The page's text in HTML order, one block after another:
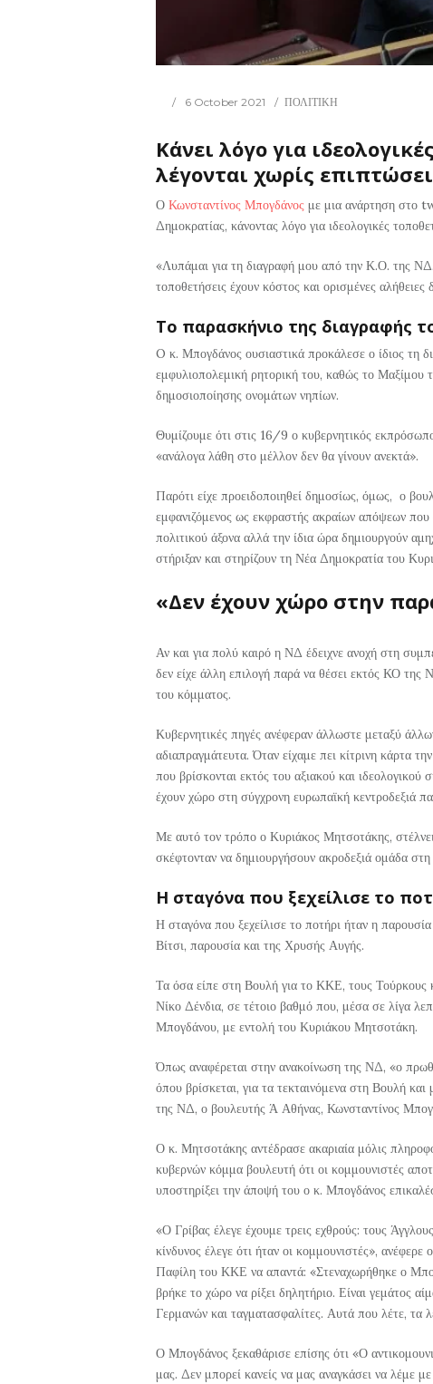
6 October 2021 ΠΟΛΙΤΙΚΗ
Κάνει λόγο για
λέγονται χωρίς
Ο Κωνσταντίνος Μπογδάνος με μια ανάρτηση στο
Δημοκρατίας, κάνοντας λόγο για ιδεολογικές
«Λυπάμαι για τη διαγραφή μου από την Κ.Ο. της ΝΔ.
τοποθετήσεις έχουν κόστος και ορισμένες αλήθειες
Το παρασκήνιο της διαγραφής
O κ. Μπογδάνος ουσιαστικά προκάλεσε ο ίδιος τη
εμφυλιοπολεμική ρητορική του, καθώς το Μαξίμου
δημοσιοποίησης ονομάτων νηπίων.
Θυμίζουμε ότι στις 16/9 ο κυβερνητικός
«ανάλογα λάθη στο μέλλον δεν θα γίνουν ανεκτά».
Παρότι είχε προειδοποιηθεί δημοσίως, όμως, ο
εμφανιζόμενος ως εκφραστής ακραίων απόψεων
πολιτικού άξονα αλλά την ίδια ώρα δημιουργούν
στήριξαν και στηρίζουν τη Νέα Δημοκρατία του
«Δεν έχουν χώρο στην
Αν και για πολύ καιρό η ΝΔ έδειχνε ανοχή στη
δεν είχε άλλη επιλογή παρά να θέσει εκτός ΚΟ της
του κόμματος.
Κυβερνητικές πηγές ανέφεραν άλλωστε μεταξύ
αδιαπραγμάτευτα. Όταν είχαμε πει κίτρινη κάρτα
που βρίσκονται εκτός του αξιακού και
έχουν χώρο στη σύγχρονη ευρωπαϊκή κεντροδεξιά
Με αυτό τον τρόπο ο Κυριάκος Μητσοτάκης,
σκέφτονταν να δημιουργήσουν ακροδεξιά ομάδα
Η σταγόνα που ξεχείλισε το
Η σταγόνα που ξεχείλισε το ποτήρι ήταν η
Βίτσι, παρουσία και της Χρυσής Αυγής.
Τα όσα είπε στη Βουλή για το ΚΚΕ, τους Τούρκους
Νίκο Δένδια, σε τέτοιο βαθμό που, μέσα σε λίγα
Μπογδάνου, με εντολή του Κυριάκου Μητσοτάκη.
Όπως αναφέρεται στην ανακοίνωση της ΝΔ, «ο
όπου βρίσκεται, για τα τεκταινόμενα στη Βουλή
της ΝΔ, ο βουλευτής Ά Αθήνας, Κωνσταντίνος
Ο κ. Μητσοτάκης αντέδρασε ακαριαία μόλις
κυβερνών κόμμα βουλευτή ότι οι κομμουνιστές
υποστηρίξει την άποψή του ο κ. Μπογδάνος
«Ο Γρίβας έλεγε έχουμε τρεις εχθρούς: τους
κίνδυνος έλεγε ότι ήταν οι κομμουνιστές»,
Παφίλη του ΚΚΕ να απαντά: «Στεναχωρήθηκε ο
βρήκε το χώρο να ρίξει δηλητήριο. Είναι γεμάτος
Γερμανών και ταγματασφαλίτες. Αυτά που λέτε, τα
Ο Μπογδάνος ξεκαθάρισε επίσης ότι «Ο
μας. Δεν μπορεί κανείς να μας αναγκάσει να λέμε